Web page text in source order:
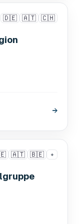
🇩🇪 🇦🇹 🇨🇭
→
🇦🇹 🇧🇪 +